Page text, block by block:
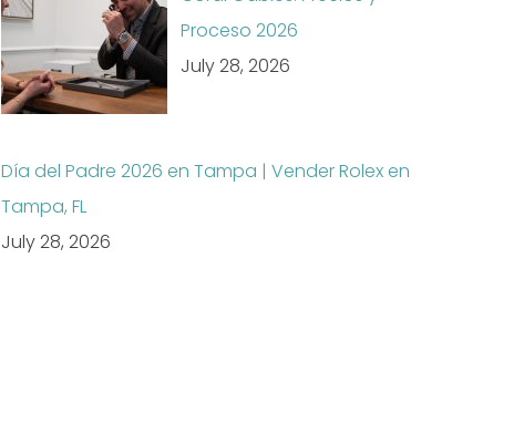
Proceso 2026
July 28, 2026
Día del Padre 2026 en Tampa | Vender Rolex en
Tampa, FL
July 28, 2026